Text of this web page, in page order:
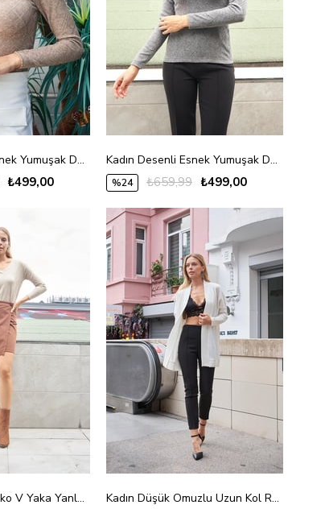
Kadın Desenli Esnek Yumuşak Dokulu Triko Tam Balıkçı Uzun Kol Bluz-Camel
₺499,00
Kadın Desenli Esnek Yumuşak Dokulu Triko Tam Balıkçı Uzun Kol Bluz-Gri
%24 ₺499,00
₺659,99
Kadın Desenli Triko V Yaka Yanları Yırtmaçlı Düşük Omuzlu Uzun Kol Bluz-Bej Kadın Düşük Omuzlu Uzun Kol Rahat Kesim Uzun Triko Hırka-Krem